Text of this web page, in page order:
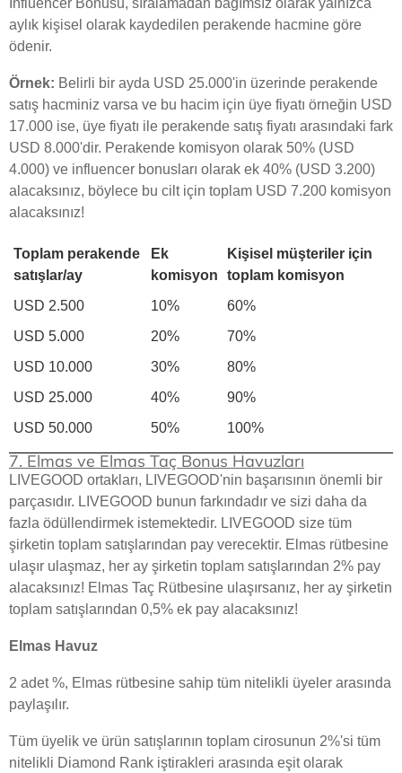
Influencer Bonusu, sıralamadan bağımsız olarak yalnızca
aylık kişisel olarak kaydedilen perakende hacmine göre
ödenir.
Örnek: Belirli bir ayda USD 25.000'in üzerinde perakende
satış hacminiz varsa ve bu hacim için üye fiyatı örneğin USD
17.000 ise, üye fiyatı ile perakende satış fiyatı arasındaki fark
USD 8.000'dir. Perakende komisyon olarak 50% (USD
4.000) ve influencer bonusları olarak ek 40% (USD 3.200)
alacaksınız, böylece bu cilt için toplam USD 7.200 komisyon
alacaksınız!
Toplam perakende
satışlar/ay
Ek
komisyon
Kişisel müşteriler için
toplam komisyon
USD 2.500
10%
60%
USD 5.000
20%
70%
USD 10.000
30%
80%
USD 25.000
40%
90%
USD 50.000
50% 100%
7. Elmas ve Elmas Taç Bonus Havuzları
LIVEGOOD ortakları, LIVEGOOD'nin başarısının önemli bir
parçasıdır. LIVEGOOD bunun farkındadır ve sizi daha da
fazla ödüllendirmek istemektedir. LIVEGOOD size tüm
şirketin toplam satışlarından pay verecektir. Elmas rütbesine
ulaşır ulaşmaz, her ay şirketin toplam satışlarından 2% pay
alacaksınız! Elmas Taç Rütbesine ulaşırsanız, her ay şirketin
toplam satışlarından 0,5% ek pay alacaksınız!
Elmas Havuz
2 adet %, Elmas rütbesine sahip tüm nitelikli üyeler arasında
paylaşılır.
Tüm üyelik ve ürün satışlarının toplam cirosunun 2%'si tüm
nitelikli Diamond Rank iştirakleri arasında eşit olarak